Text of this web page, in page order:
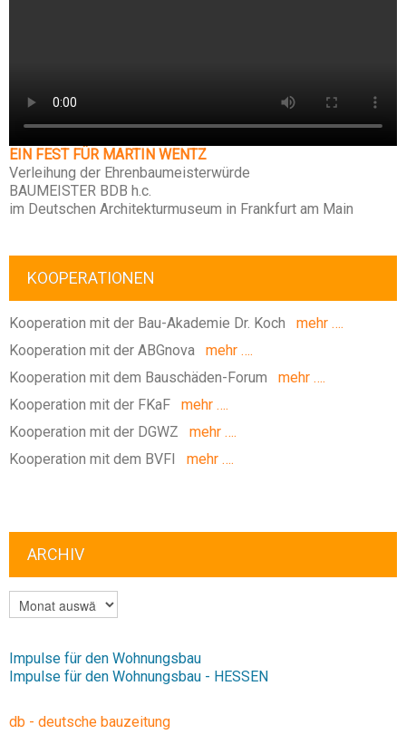
EIN FEST FÜR MARTIN WENTZ
Verleihung der Ehrenbaumeisterwürde
BAUMEISTER BDB h.c.
im Deutschen Architekturmuseum in Frankfurt am Main
KOOPERATIONEN
Kooperation mit der Bau-Akademie Dr. Koch mehr ….
Kooperation mit der ABGnova mehr ….
Kooperation mit dem Bauschäden-Forum mehr ….
Kooperation mit der FKaF mehr ….
Kooperation mit der DGWZ mehr ….
Kooperation mit dem BVFI
mehr ….
ARCHIV
ARCHIV
Impulse für den Wohnungsbau
Impulse für den Wohnungsbau - HESSEN
db - deutsche bauzeitung